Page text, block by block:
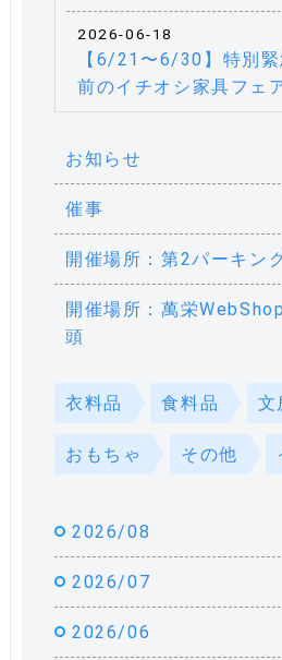
2026-06-18
【6/21〜6/30】特別
前のイチオシ家具フェ
お知らせ
催事
開催場所：第2パーキン
開催場所：萬栄
頭
衣料品 食料品 文
おもちゃ その他
2026/08
2026/07
2026/06